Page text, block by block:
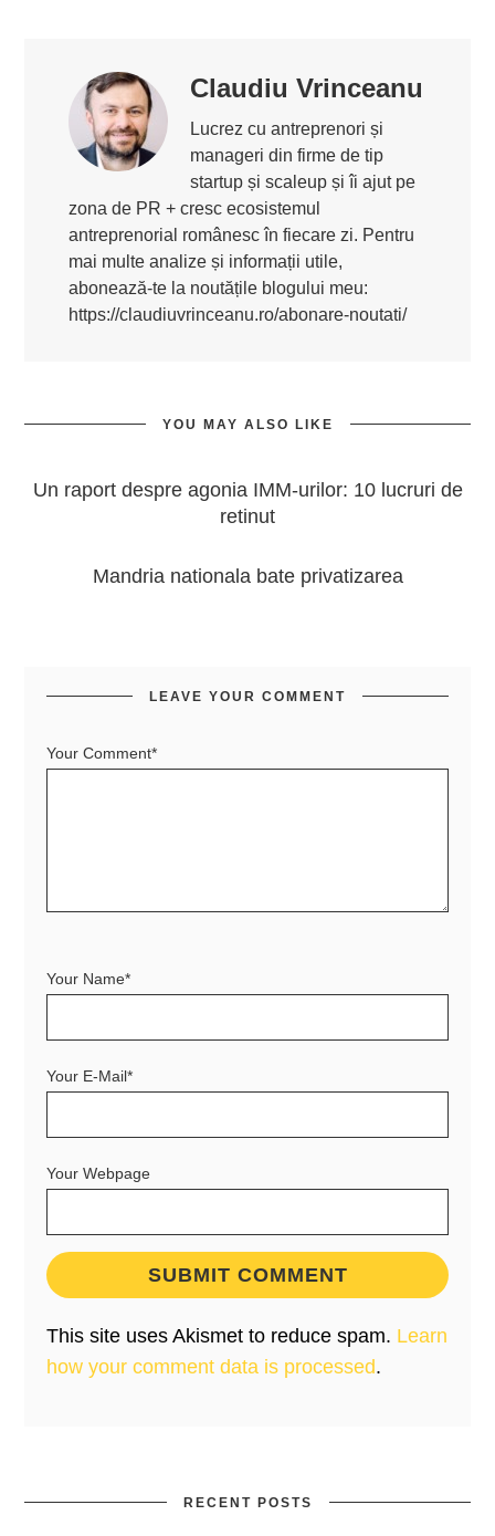
Claudiu Vrinceanu
Lucrez cu antreprenori și
manageri din firme de tip
startup și scaleup și îi ajut pe
zona de PR + cresc ecosistemul
antreprenorial românesc în fiecare zi. Pentru
mai multe analize și informații utile,
abonează-te la noutățile blogului meu:
https://claudiuvrinceanu.ro/abonare-noutati/
YOU MAY ALSO LIKE
Un raport despre agonia IMM-urilor: 10 lucruri de
retinut
Mandria nationala bate privatizarea
LEAVE YOUR COMMENT
Your Comment*
Your Name*
Your E-Mail*
Your Webpage
This site uses Akismet to reduce spam. Learn
how your comment data is processed.
RECENT POSTS